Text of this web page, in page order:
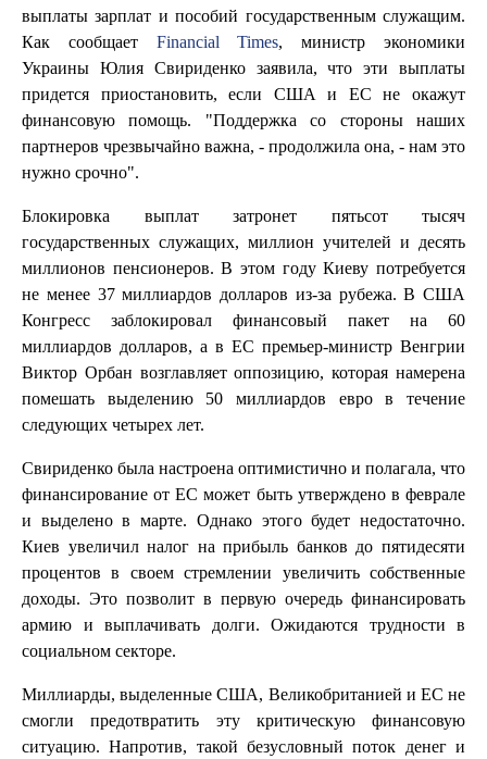
выплаты зарплат и пособий государственным служащим.
Как сообщает Financial Times, министр экономики
Украины Юлия Свириденко заявила, что эти выплаты
придется приостановить, если США и ЕС не окажут
финансовую помощь. "Поддержка со стороны наших
партнеров чрезвычайно важна, - продолжила она, - нам это
нужно срочно".
Блокировка выплат затронет пятьсот тысяч
государственных служащих, миллион учителей и десять
миллионов пенсионеров. В этом году Киеву потребуется
не менее 37 миллиардов долларов из-за рубежа. В США
Конгресс заблокировал финансовый пакет на 60
миллиардов долларов, а в ЕС премьер-министр Венгрии
Виктор Орбан возглавляет оппозицию, которая намерена
помешать выделению 50 миллиардов евро в течение
следующих четырех лет.
Свириденко была настроена оптимистично и полагала, что
финансирование от ЕС может быть утверждено в феврале
и выделено в марте. Однако этого будет недостаточно.
Киев увеличил налог на прибыль банков до пятидесяти
процентов в своем стремлении увеличить собственные
доходы. Это позволит в первую очередь финансировать
армию и выплачивать долги. Ожидаются трудности в
социальном секторе.
Миллиарды, выделенные США, Великобританией и ЕС не
смогли предотвратить эту критическую финансовую
ситуацию. Напротив, такой безусловный поток денег и